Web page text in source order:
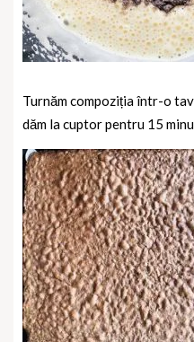
Turnăm compoziția într-o
dăm la cuptor pentru 15